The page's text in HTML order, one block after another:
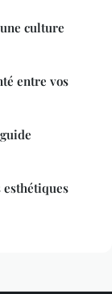
culture
entre vos